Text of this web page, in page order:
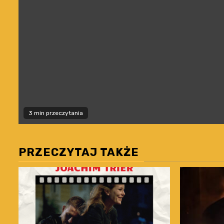
3 min przeczytania
PRZECZYTAJ TAKŻE